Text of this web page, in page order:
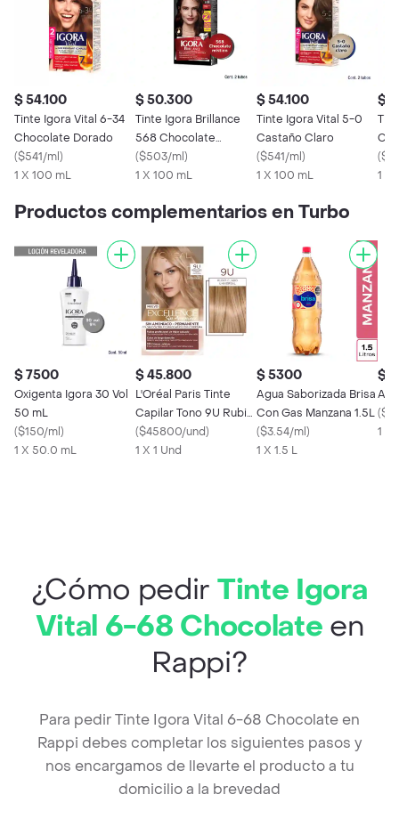
$ 54.100
Tinte Igora Vital 6-34
Chocolate Dorado
($541/ml)
1 X 100 mL
$ 50.300
Tinte Igora Brillance
568 Chocolate
Mistico
($503/ml)
1 X 100 mL
$ 54.100
Tinte Igora Vital 5-0
Castaño Claro
($541/ml)
1 X 100 mL
$
(
1 X
Productos complementarios en Turbo
$ 7500
Oxigenta Igora 30 Vol
50 mL
($150/ml)
1 X 50.0 mL
$ 45.800
L'Oréal Paris Tinte
Capilar Tono 9U Rubio
Claro Cenizo Universal
($45800/und)
1 X 1 Und
$ 5300
Agua Saborizada Brisa
Con Gas Manzana 1.5L
($3.54/ml)
1 X 1.5 L
$
Ajo
(
1
¿Cómo pedir Tinte Igora
Vital 6-68 Chocolate en
Rappi?
Para pedir Tinte Igora Vital 6-68 Chocolate en
Rappi debes completar los siguientes pasos y
nos encargamos de llevarte el producto a tu
domicilio a la brevedad